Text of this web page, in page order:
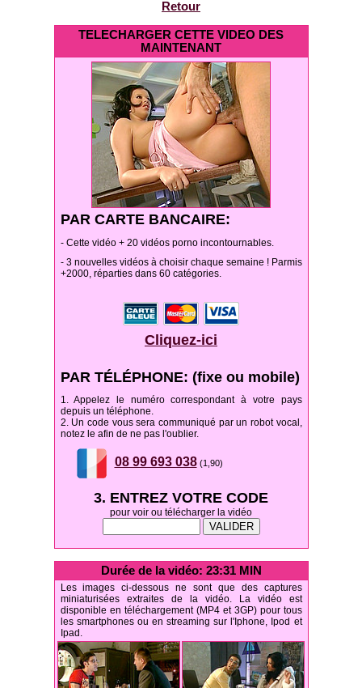
Retour
TELECHARGER CETTE VIDEO DES
MAINTENANT
PAR CARTE BANCAIRE:
- Cette vidéo + 20 vidéos porno incontournables.
- 3 nouvelles vidéos à choisir chaque semaine ! Parmis
+2000, réparties dans 60 catégories.
Cliquez-ici
PAR TÉLÉPHONE: (fixe ou mobile)
1. Appelez le numéro correspondant à votre pays
depuis un téléphone.
2. Un code vous sera communiqué par un robot vocal,
notez le afin de ne pas l'oublier.
08 99 693 038(1,90)
3. ENTREZ VOTRE CODE
pour voir ou télécharger la vidéo
Durée de la vidéo: 23:31 MIN
Les images ci-dessous ne sont que des captures
miniaturisées extraites de la vidéo. La vidéo est
disponible en téléchargement (MP4 et 3GP) pour tous
les smartphones ou en streaming sur l'Iphone, Ipod et
Ipad.